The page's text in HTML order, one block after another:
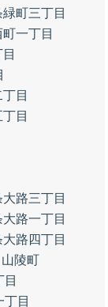
緑町三丁目
一丁目
目
目
大路三丁目
大路一丁目
大路四丁目
山陵町
丁目